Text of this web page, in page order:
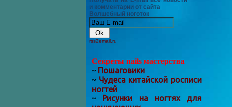
и комментарии от сайта
Волшебный ноготок
rss2email.ru
Секреты nails мастерства
~ Пошаговики
~ Чудеса китайской росписи
ногтей
~ Рисунки на ногтях для